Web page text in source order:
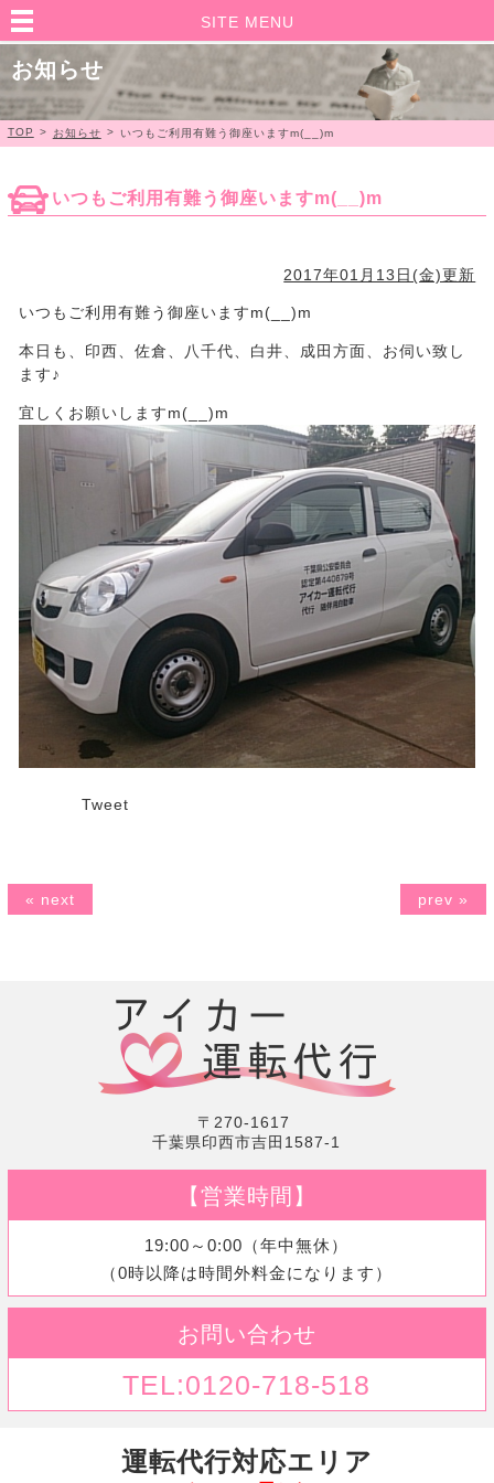
お知らせ
TOP > お知らせ > いつもご利用有難う御座いますm(__)m
SITE MENU
いつもご利用有難う御座いますm(__)m
2017年01月13日(金)更新
いつもご利用有難う御座いますm(__)m
本日も、印西、佐倉、八千代、白井、成田方面、お伺い致し
ます♪
宜しくお願いしますm(__)m​
Tweet
« next prev »
〒270-1617
千葉県印西市吉田1587-1
【営業時間】
19:00～0:00（年中無休）
（0時以降は時間外料金になります）
お問い合わせ
TEL:0120-718-518
運転代行対応エリア